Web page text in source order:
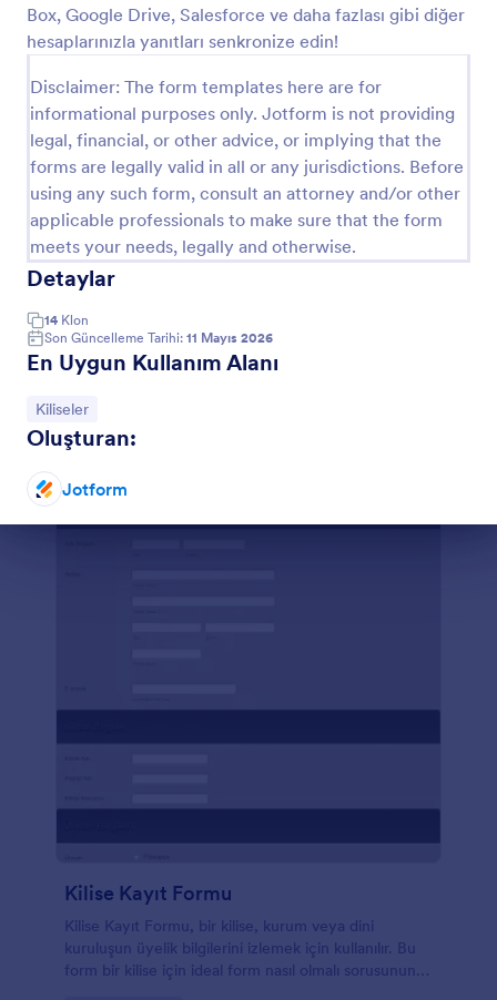
Box, Google Drive, Salesforce ve daha fazlası gibi diğer
hesaplarınızla yanıtları senkronize edin!
Disclaimer: The form templates here are for
informational purposes only. Jotform is not providing
legal, financial, or other advice, or implying that the
forms are legally valid in all or any jurisdictions. Before
using any such form, consult an attorney and/or other
applicable professionals to make sure that the form
meets your needs, legally and otherwise.
Detaylar
14 Klon
Son Güncelleme Tarihi: 11 Mayıs 2026
En Uygun Kullanım Alanı
Kategoriye git:
Kiliseler
Oluşturan:
Jotform
Vaftiz Davet Formu
Kiliselerin vaftiz etkinlikleri için davetli kaydını
tutabilecekleri, davetli listesini oluşturabilecekleri
form örneği.
Go to Category:
Kilise Formları
Kilise Kayıt Formu
Kilise Kayıt Formu, bir kilise, kurum veya dini
kuruluşun üyelik bilgilerini izlemek için kullanılır. Bu
form bir kilise için ideal form nasıl olmalı sorusunun